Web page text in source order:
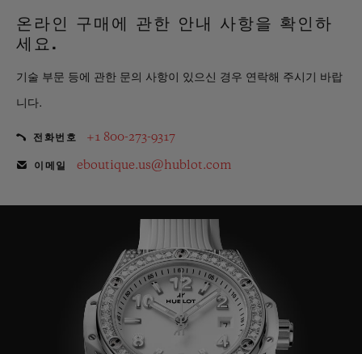
온라인 구매에 관한 안내 사항을 확인하
세요.
기술 부문 등에 관한 문의 사항이 있으신 경우 연락해 주시기 바랍
니다.
전화번호 +1 800-273-9317
이메일 eboutique.us@hublot.com